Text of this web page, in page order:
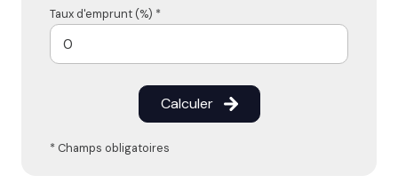
Taux d'emprunt (%) *
Calculer
* Champs obligatoires